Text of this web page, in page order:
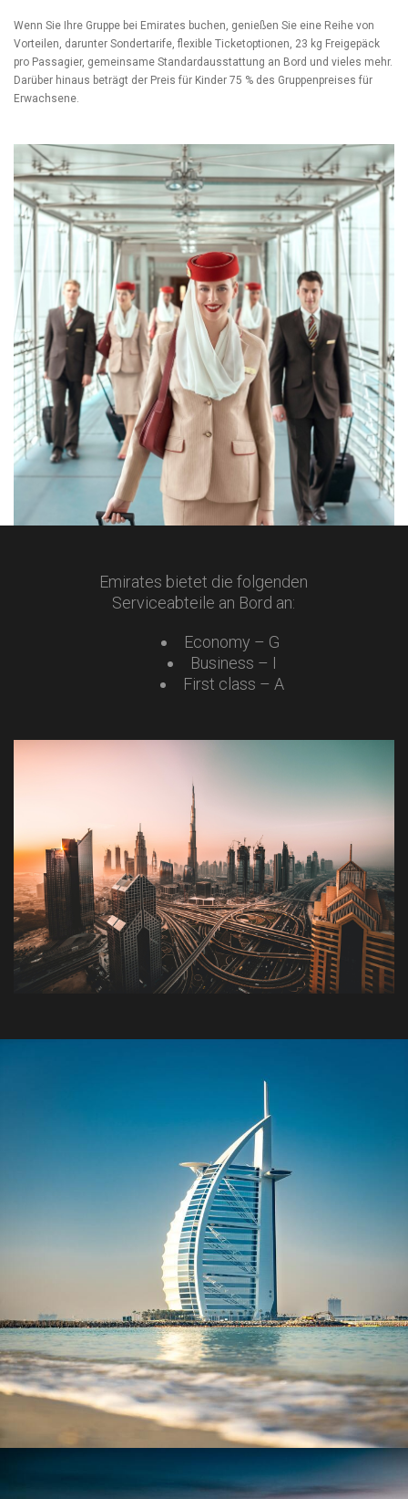
Wenn Sie Ihre Gruppe bei Emirates buchen, genießen Sie eine Reihe von
Vorteilen, darunter Sondertarife, flexible Ticketoptionen, 23 kg Freigepäck
pro Passagier, gemeinsame Standardausstattung an Bord und vieles mehr.
Darüber hinaus beträgt der Preis für Kinder 75 % des Gruppenpreises für
Erwachsene.
Emirates bietet die folgenden
Serviceabteile an Bord an:
Economy – G
Business – I
First class – A